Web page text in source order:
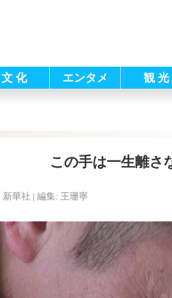
文 化 エンタメ 観 光
この手は一生離さ
| 新華社 | 編集: 王珊寧